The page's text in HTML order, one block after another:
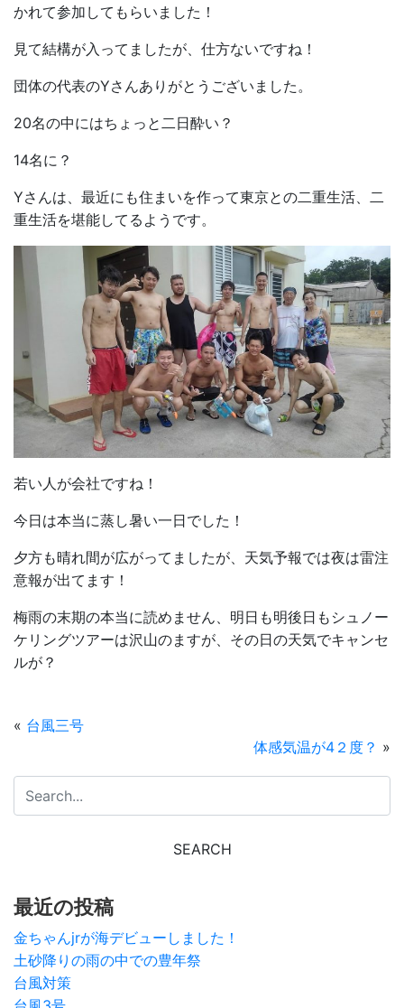
かれて参加してもらいました！
見て結構が入ってましたが、仕方ないですね！
団体の代表のYさんありがとうございました。
20名の中にはちょっと二日酔い？
14名に？
Yさんは、最近にも住まいを作って東京との二重生活、二
重生活を堪能してるようです。
若い人が会社ですね！
今日は本当に蒸し暑い一日でした！
夕方も晴れ間が広がってましたが、天気予報では夜は雷注
意報が出てます！
梅雨の末期の本当に読めません、明日も明後日もシュノー
ケリングツアーは沢山のますが、その日の天気でキャンセ
ルが？
« 台風三号
体感気温が4２度？ »
最近の投稿
金ちゃんjrが海デビューしました！
土砂降りの雨の中での豊年祭
台風対策